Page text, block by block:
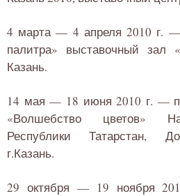
4 марта — 4 апреля 2010 г. —
палитра» выставочный зал
Казань.
14 мая — 18 июня 2010 г. —
«Волшебство цветов»
Республики Татарстан,
г.Казань.
29 октября — 19 ноября